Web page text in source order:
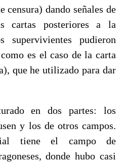
censura) dando señales de
cartas posteriores a la
supervivientes pudieron
es el caso de la carta
que he utilizado para dar
en dos partes: los
y los de otros campos.
tiene el campo de
donde hubo casi